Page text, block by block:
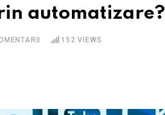
automatizare?
152 VIEWS